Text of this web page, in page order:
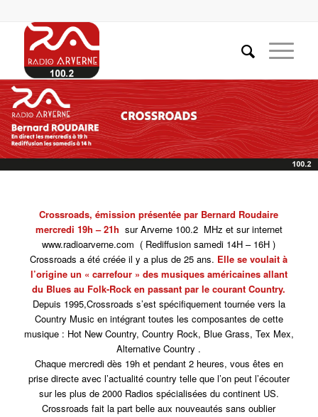
Crossroads, émission présentée par Bernard Roudaire
mercredi 19h – 21h sur Arverne 100.2 MHz et sur internet
www.radioarverne.com ( Rediffusion samedi 14H – 16H )
Crossroads a été créée il y a plus de 25 ans. Elle se voulait à
l’origine un « carrefour » des musiques américaines allant
du Blues au Folk-Rock en passant par le courant Country.
Depuis 1995,Crossroads s’est spécifiquement tournée vers la
Country Music en intégrant toutes les composantes de cette
musique : Hot New Country, Country Rock, Blue Grass, Tex Mex,
Alternative Country .
Chaque mercredi dès 19h et pendant 2 heures, vous êtes en
prise directe avec l’actualité country telle que l’on peut l’écouter
sur les plus de 2000 Radios spécialisées du continent US.
Crossroads fait la part belle aux nouveautés sans oublier